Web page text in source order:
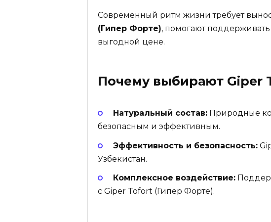
Современный ритм жизни требует
(Гипер Форте), помогают
выгодной цене.
Почему выбирают Giper
Натуральный состав:Природные
безопасным и эффективным.
Эффективность и безопасность:
Узбекистан.
Комплексное воздействие:
с Giper Tofort (Гипер Форте).